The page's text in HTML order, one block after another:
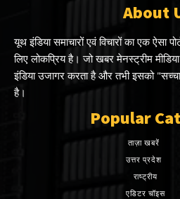
About
यूथ इंडिया समाचारों एवं विचारों का एक
लिए लोकप्रिय है। जो खबर मेनस्ट्रीम
इंडिया उजागर करता है और तभी इसको
है।
Popular
ताज़ा खबरें
उत्तर प्रदेश
राष्ट्रीय
एडिटर चॉइस